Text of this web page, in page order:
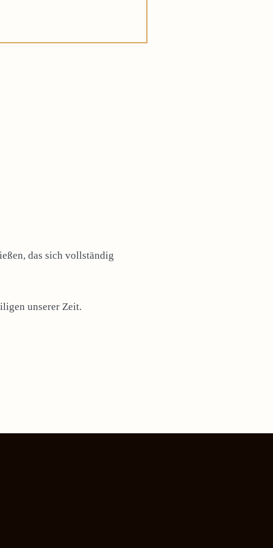
das sich vollständig
unserer Zeit.